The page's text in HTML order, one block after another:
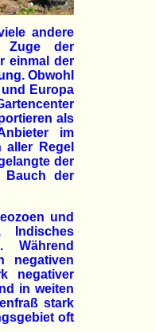
andere
Zuge der
einmal der
Obwohl
Europa
als
im
Regel
der
Bauch der
und
Indisches
Während
negativen
negativer
in weiten
stark
oft